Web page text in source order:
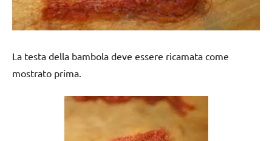
La testa della bambola deve essere ricamata come
mostrato prima.